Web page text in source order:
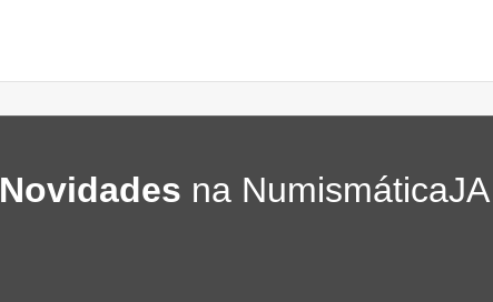
Novidades na NumismáticaJA